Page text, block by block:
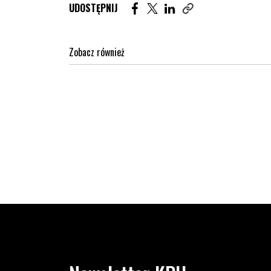
UDOSTĘPNIJ Udostępnij artykuł na Facebook.
Udostępnij artykuł na
Udostępnij artykuł na
Zobacz również